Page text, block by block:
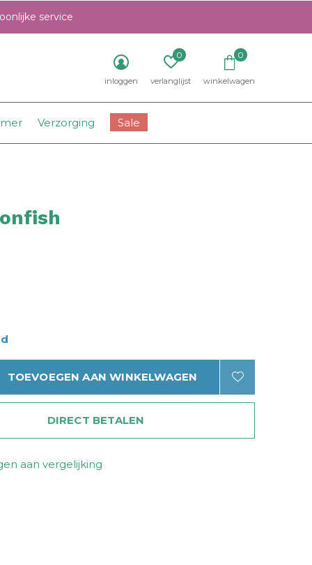
Verzorging Sale
inloggen verlanglijst
0
winkelwagen
0
service
TOEVOEGEN AAN WINKELWAGEN
DIRECT BETALEN
aan vergelijking